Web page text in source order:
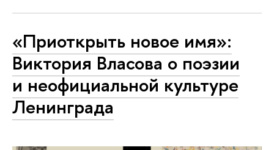
«Приоткрыть новое имя»:
Виктория Власова о поэзии
и неофициальной культуре
Ленинграда